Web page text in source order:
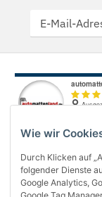
Wie wir
Durch Klicken auf
folgender Dienste
Google Analytics,
Über uns